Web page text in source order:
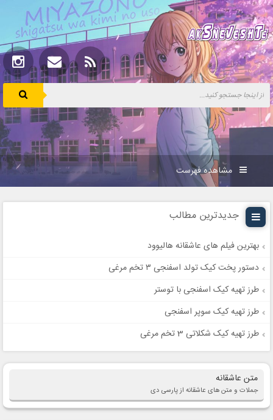
مشاهده فهرست
جدیدترین مطالب
بهترین فیلم های عاشقانه هالیوود
دستور پخت کیک تولد اسفنجی ۳ تخم مرغی
طرز تهیه کیک اسفنجی با توستر
طرز تهیه کیک سوپر اسفنجی
طرز تهیه کیک شکلاتی 3 تخم مرغی
متن عاشقانه
جملات و متن های عاشقانه از پارسی دی